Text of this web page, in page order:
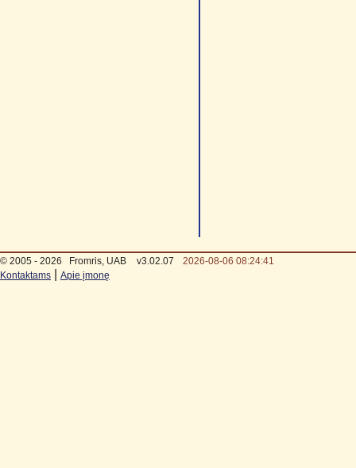
© 2005 - 2026 Fromris, UAB v3.02.07
2026-08-06 08:24:41
Kontaktams
Apie įmonę